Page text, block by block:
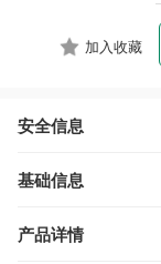
加入收藏
安全信息
基础信息
产品详情